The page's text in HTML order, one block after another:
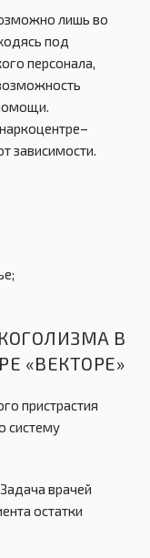
лишь во
под
персонала,
зависимости.
В
«ВЕКТОРЕ»
пристрастия
систему
врачей
остатки